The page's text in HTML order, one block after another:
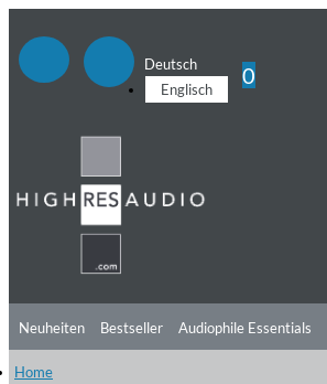
Deutsch
Englisch
0
Neuheiten Bestseller Audiophile Essentials
Hörtipps
Home